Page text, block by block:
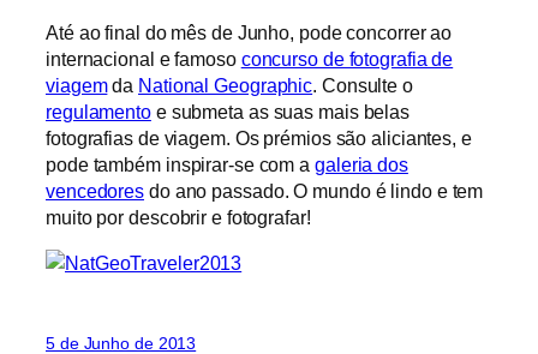
Até ao final do mês de Junho, pode concorrer ao
internacional e famoso concurso de fotografia de
viagemda National Geographic. Consulte o
regulamentoe submeta as suas mais belas
fotografias de viagem. Os prémios são aliciantes, e
pode também inspirar-se com a galeria dos
vencedores do ano passado. O mundo é lindo e tem
muito por descobrir e fotografar!
5 de Junho de 2013